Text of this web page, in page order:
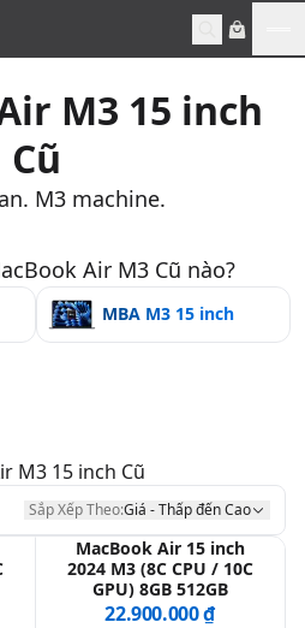
M3 15 inch
Cũ
M3 machine.
Air M3 Cũ nào?
MBA M3 15 inch
M3 15 inch Cũ
Sắp Xếp Theo:Giá - Thấp đến Cao
MacBook Air 15 inch
2024 M3 (8C CPU / 10C
GPU) 8GB 512GB
22.900.000 ₫